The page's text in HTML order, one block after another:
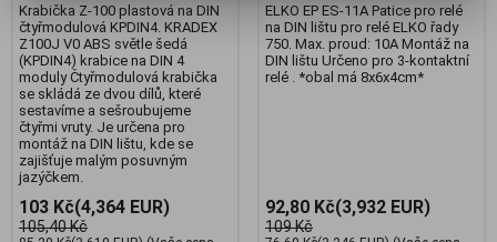
Krabička Z-100 plastová na DIN
čtyřmodulová KPDIN4. KRADEX
Z100J V0 ABS světle šedá
(KPDIN4) krabice na DIN 4
moduly Čtyřmodulová krabička
se skládá ze dvou dílů, které
sestavíme a sešroubujeme
čtyřmi vruty. Je určena pro
montáž na DIN lištu, kde se
zajišťuje malým posuvným
jazýčkem.
103 Kč(4,364 EUR)
105,40 Kč
ELKO EP ES-11A Patice pro relé
na DIN lištu pro relé ELKO řady
750. Max. proud: 10A Montáž na
DIN lištu Určeno pro 3-kontaktní
relé . *obal má 8x6x4cm*
92,80 Kč(3,932 EUR)
109 Kč